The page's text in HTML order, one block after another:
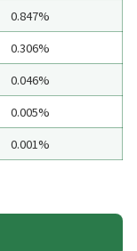
0.847%
0.306%
0.046%
0.005%
0.001%